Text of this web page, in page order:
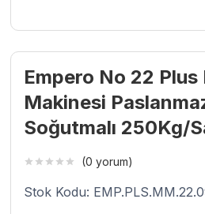
Empero No 22 Plus
Makinesi
Soğutmalı 250Kg/
(0 yorum)
Stok Kodu: